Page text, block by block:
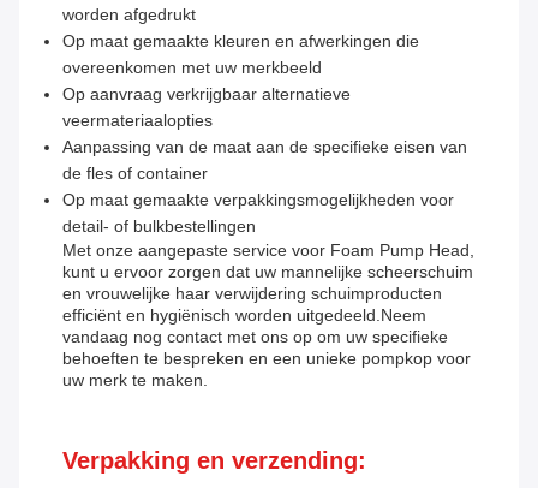
worden afgedrukt
Op maat gemaakte kleuren en afwerkingen die
overeenkomen met uw merkbeeld
Op aanvraag verkrijgbaar alternatieve
veermateriaalopties
Aanpassing van de maat aan de specifieke eisen van
de fles of container
Op maat gemaakte verpakkingsmogelijkheden voor
detail- of bulkbestellingen
Met onze aangepaste service voor Foam Pump Head,
kunt u ervoor zorgen dat uw mannelijke scheerschuim
en vrouwelijke haar verwijdering schuimproducten
efficiënt en hygiënisch worden uitgedeeld.Neem
vandaag nog contact met ons op om uw specifieke
behoeften te bespreken en een unieke pompkop voor
uw merk te maken.
Verpakking en verzending: